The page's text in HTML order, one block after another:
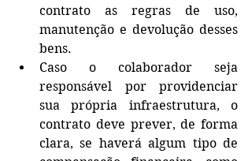
contrato as regras de uso,
manutenção e devolução desses
bens.
Caso o colaborador seja
responsável por providenciar
sua própria infraestrutura, o
contrato deve prever, de forma
clara, se haverá algum tipo de